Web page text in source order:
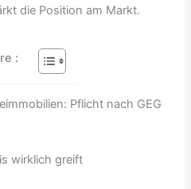
die Position am Markt.
:
Pflicht nach GEG
wirklich greift